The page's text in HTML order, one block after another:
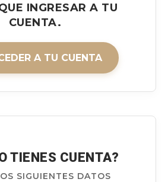
INGRESAR A TU
CUENTA.
A TU CUENTA
TIENES CUENTA?
SIGUIENTES DATOS